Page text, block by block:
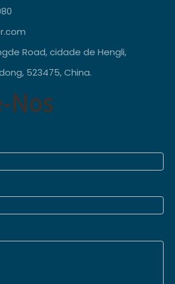
Road, cidade de Hengli,
523475, China.
Nos